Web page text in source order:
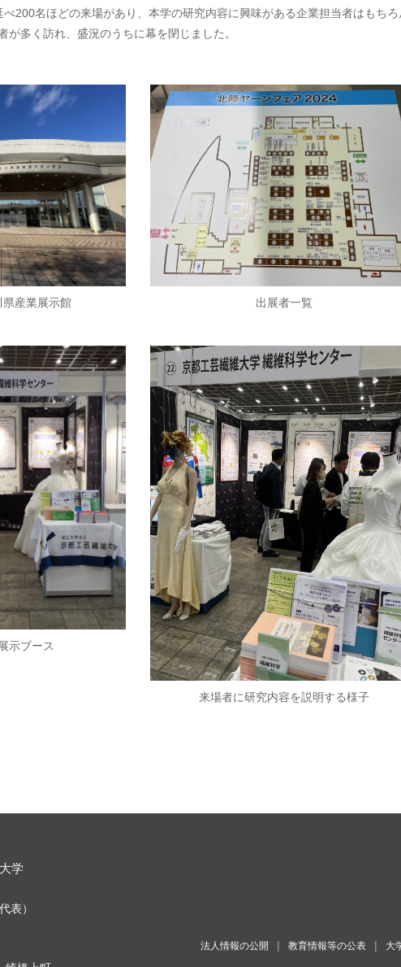
200名ほどの来場があり、本学の研究内容に興味がある企業担当者はもちろ
が多く訪れ、盛況のうちに幕を閉じました。
産業展示館 出展者一覧
示ブース
来場者に研究内容を説明する様子
学
表）
法人情報の公開 教育情報等の公表 大